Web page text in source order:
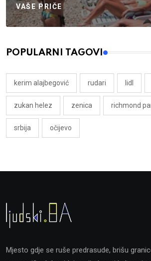
VAŠE PRIČE
POPULARNI TAGOVI
kerim alajbegović rudari lidl
zukan helez zenica richmond
srbija očijevo
Mjesto gdje se ruše predrasude, brišu